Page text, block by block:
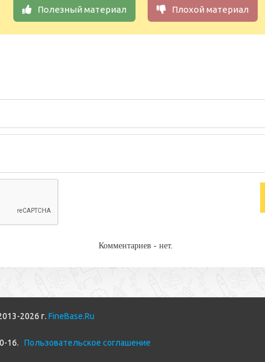
Полезный материал Плохой материал
Комментариев - нет.
2026 г. FineBase.Ru
16. Пользовательское соглашение